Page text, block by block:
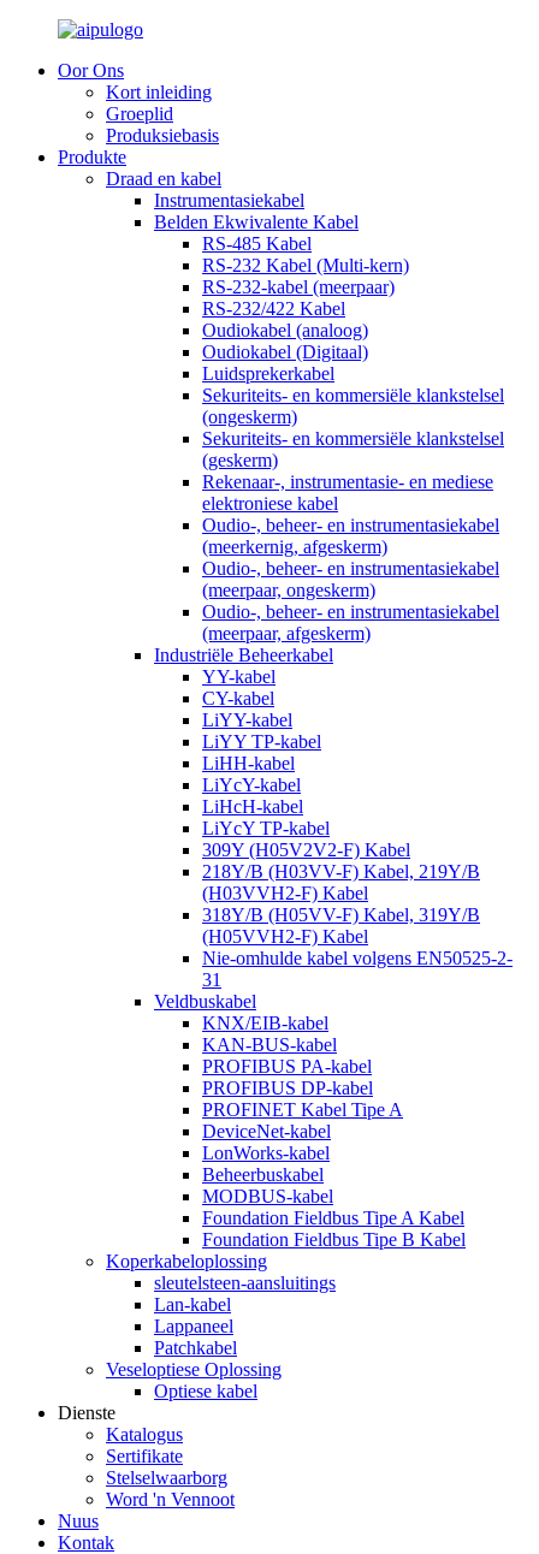
Oor Ons
Kort inleiding
Groeplid
Produksiebasis
Produkte
Draad en kabel
Instrumentasiekabel
Belden Ekwivalente Kabel
RS-485 Kabel
RS-232 Kabel (Multi-kern)
RS-232-kabel (meerpaar)
RS-232/422 Kabel
Oudiokabel (analoog)
Oudiokabel (Digitaal)
Luidsprekerkabel
Sekuriteits- en kommersiële klankstelsel
(ongeskerm)
Sekuriteits- en kommersiële klankstelsel
(geskerm)
Rekenaar-, instrumentasie- en mediese
elektroniese kabel
Oudio-, beheer- en instrumentasiekabel
(meerkernig, afgeskerm)
Oudio-, beheer- en instrumentasiekabel
(meerpaar, ongeskerm)
Oudio-, beheer- en instrumentasiekabel
(meerpaar, afgeskerm)
Industriële Beheerkabel
YY-kabel
CY-kabel
LiYY-kabel
LiYY TP-kabel
LiHH-kabel
LiYcY-kabel
LiHcH-kabel
LiYcY TP-kabel
309Y (H05V2V2-F) Kabel
218Y/B (H03VV-F) Kabel, 219Y/B
(H03VVH2-F) Kabel
318Y/B (H05VV-F) Kabel, 319Y/B
(H05VVH2-F) Kabel
Nie-omhulde kabel volgens EN50525-2-
31
Veldbuskabel
KNX/EIB-kabel
KAN-BUS-kabel
PROFIBUS PA-kabel
PROFIBUS DP-kabel
PROFINET Kabel Tipe A
DeviceNet-kabel
LonWorks-kabel
Beheerbuskabel
MODBUS-kabel
Foundation Fieldbus Tipe A Kabel
Foundation Fieldbus Tipe B Kabel
Koperkabeloplossing
sleutelsteen-aansluitings
Lan-kabel
Lappaneel
Patchkabel
Veseloptiese Oplossing
Optiese kabel
Dienste
Katalogus
Sertifikate
Stelselwaarborg
Word 'n Vennoot
Nuus
Kontak